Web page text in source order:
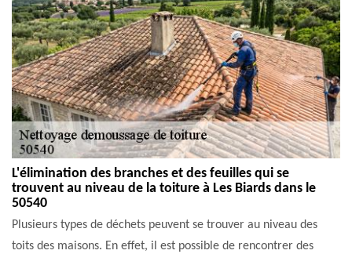
L'élimination des branches et des feuilles qui se
trouvent au niveau de la toiture à Les Biards dans le
50540
Plusieurs types de déchets peuvent se trouver au niveau des
toits des maisons. En effet, il est possible de rencontrer des